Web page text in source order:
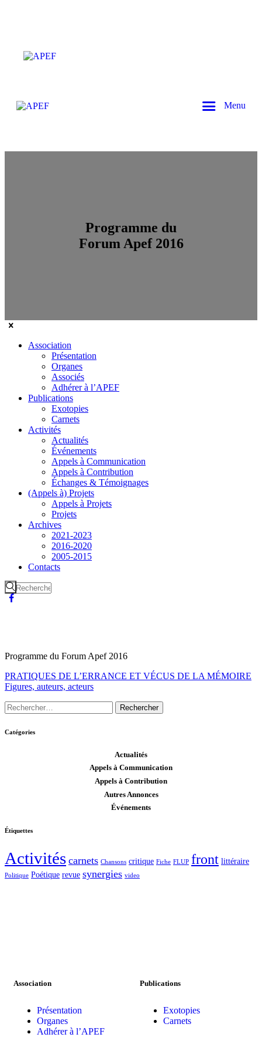
Menu
Programme du
Forum Apef 2016
Association
Présentation
Organes
Associés
Adhérer à l’APEF
Publications
Exotopies
Carnets
Activités
Actualités
Événements
Appels à Communication
Appels à Contribution
Échanges & Témoignages
(Appels à) Projets
Appels à Projets
Projets
Archives
2021-2023
2016-2020
2005-2015
Contacts
Programme du Forum Apef 2016
PRATIQUES DE L’ERRANCE ET VÉCUS DE LA MÉMOIRE
Figures, auteurs, acteurs
Catégories
Actualités
Appels à Communication
Appels à Contribution
Autres Annonces
Événements
Étiquettes
Activités carnets Chansons critique Fiche FLUP front littéraire
Politique Poétique revue synergies video
Association
Présentation
Organes
Adhérer à l’APEF
Publications
Exotopies
Carnets